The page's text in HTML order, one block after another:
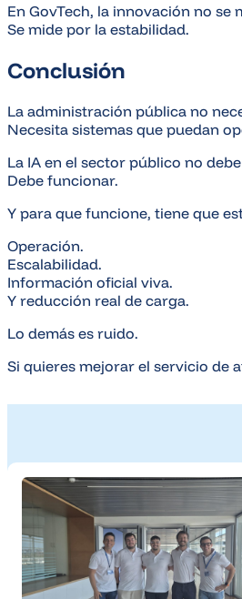
En GovTech, la innovación no se
Se mide por la estabilidad.
Conclusión
La administración pública no
Necesita sistemas que puedan
La IA en el sector público no
Debe funcionar.
Y para que funcione, tiene que
Operación.
Escalabilidad.
Información oficial viva.
Y reducción real de carga.
Lo demás es ruido.
Si quieres mejorar el servicio de